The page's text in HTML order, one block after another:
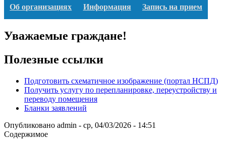
Об организациях Информация Запись на прием
Уважаемые граждане!
Полезные ссылки
Подготовить схематичное изображение (портал НСПД)
Получить услугу по перепланировке, переустройству и
переводу помещения
Бланки заявлений
Опубликовано admin - ср, 04/03/2026 - 14:51
Содержимое